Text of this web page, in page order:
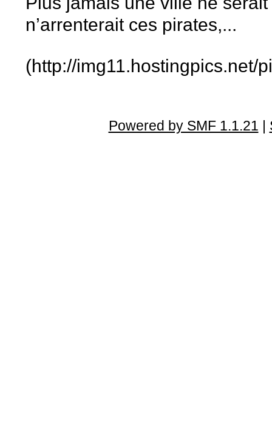
n’arrenterait ces pirates,...
(http://
Powered by SMF 1.1.21 |